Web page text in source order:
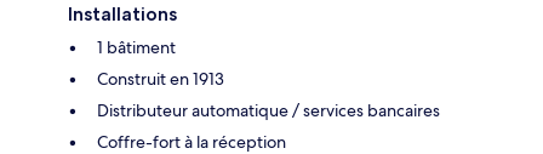
Installations
1 bâtiment
Construit en 1913
Distributeur automatique / services bancaires
Coffre-fort à la réception